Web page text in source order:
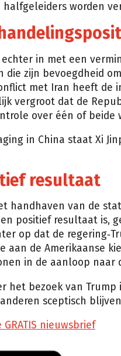
worden
in met een
zijn bevoegdheid
met Iran heeft de
vergroot dat de
over één of
in China staat Xi
resultaat
handhaven van de
positief resultaat is,
op dat de
aan de Amerikaanse
in de aanloop naar
het bezoek van Trump
sceptisch
nieuwsbrief